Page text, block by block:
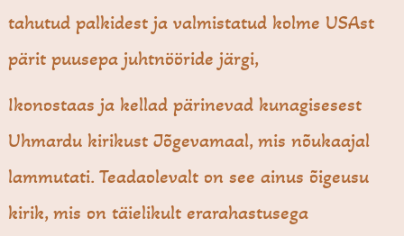
tahutud palkidest ja valmistatud kolme USAst
pärit puusepa juhtnööride järgi,
Ikonostaas ja kellad pärinevad kunagisesest
Uhmardu kirikust Jõgevamaal, mis nõukaajal
lammutati. Teadaolevalt on see ainus õigeusu
kirik, mis on täielikult erarahastusega